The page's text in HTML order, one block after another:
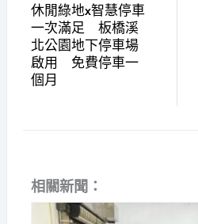
休閒綠地x智慧停車
一次滿足 板橋溪
北公園地下停車場
啟用 免費停車一
個月
相關新聞：